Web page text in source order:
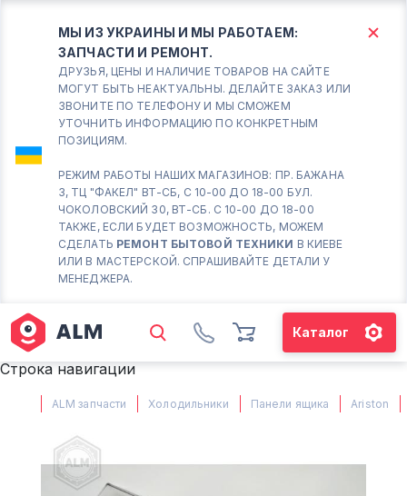
МЫ ИЗ УКРАИНЫ И МЫ РАБОТАЕМ:
ЗАПЧАСТИ И РЕМОНТ.
ДРУЗЬЯ, ЦЕНЫ И НАЛИЧИЕ ТОВАРОВ НА САЙТЕ
МОГУТ БЫТЬ НЕАКТУАЛЬНЫ. ДЕЛАЙТЕ ЗАКАЗ ИЛИ
ЗВОНИТЕ ПО ТЕЛЕФОНУ И МЫ СМОЖЕМ
УТОЧНИТЬ ИНФОРМАЦИЮ ПО КОНКРЕТНЫМ
ПОЗИЦИЯМ.
РЕЖИМ РАБОТЫ НАШИХ МАГАЗИНОВ: ПР. БАЖАНА
3, ТЦ "ФАКЕЛ" ВТ-СБ, С 10-00 ДО 18-00 БУЛ.
ЧОКОЛОВСКИЙ 30, ВТ-СБ. С 10-00 ДО 18-00
ТАКЖЕ, ЕСЛИ БУДЕТ ВОЗМОЖНОСТЬ, МОЖЕМ
СДЕЛАТЬ РЕМОНТ БЫТОВОЙ ТЕХНИКИ В КИЕВЕ
ИЛИ В МАСТЕРСКОЙ. СПРАШИВАЙТЕ ДЕТАЛИ У
МЕНЕДЖЕРА.
Каталог
КИЕВ БОРИСПОЛЬ
Вт.- Сб.
10:00 - 18:00
Соломенский район - ВТ-
СБ. с 10-00 до 18-00
(098) 672 76 42
(063) 722 37 14
М. ХАРЬКОВСКАЯ - ВТ-СБ, С
10-00 ДО 18-00
(063) 527 27 00
Строка навигации
ALM запчасти Холодильники Панели ящика Ariston